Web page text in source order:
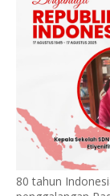
80 tahun